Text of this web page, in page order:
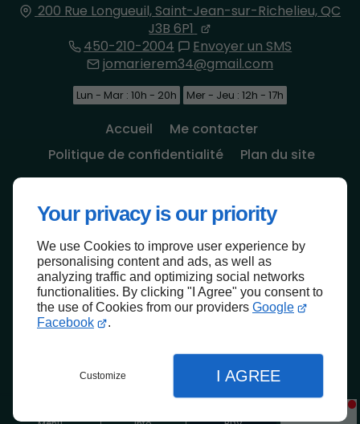
Your privacy is our priority
We use Cookies to improve user experience by
personalising content and ads, as well as
analyzing traffic and optimizing social networks
functionalities. By clicking "I Agree" you consent to
the use of Cookies from our providers Google
Facebook
.
Customize I AGREE
200 Rue Longueuil,Saint-Jean-sur-Richelieu, QC
J3B 6P1
450-210-2004
Envoyer un SMS
jomarierem34@gmail.com
Lun - Mar : 10h - 20h Mer - Jeu : 12h - 17h
Accueil
Me contacter
Politique de confidentialité
Plan du site
Haut de page